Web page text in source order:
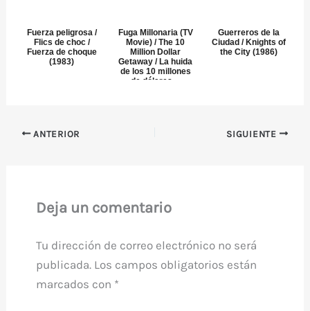
Fuerza peligrosa /
Flics de choc /
Fuerza de choque
(1983)
Fuga Millonaria (TV
Movie) / The 10
Million Dollar
Getaway / La huida
de los 10 millones
de dólares ...
Guerreros de la
Ciudad / Knights of
the City (1986)
ANTERIOR SIGUIENTE
Deja un comentario
Tu dirección de correo electrónico no será
publicada. Los campos obligatorios están
marcados con *